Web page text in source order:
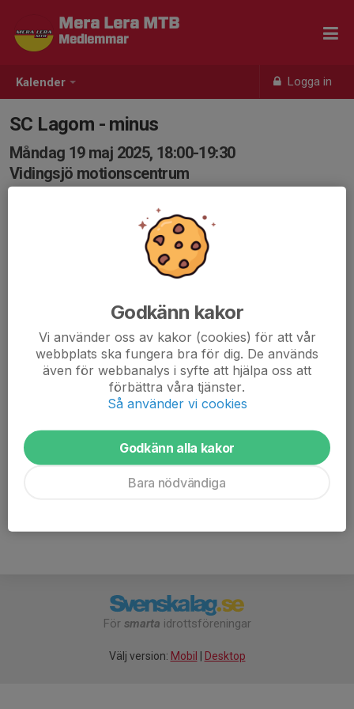
Kalender Logga in
Mera Lera MTB
Medlemmar
SC Lagom - minus
Måndag 19 maj 2025, 18:00-19:30
Vidingsjö motionscentrum
Mål att komma igång i Nybörjarvänligt tempo för att till
sommaren kommit upp till Lagomtempo. Upp ur
Nybörjarvänlig till Lagom. Tillse att din cykel är i
funktionsdugligt skick när du kommer till träningen.
Det är bra att var och en har med sig ny slang och
Välkomna!
Mera Lera MTB trappan.pdf
För smarta idrottsföreningar
Välj version: Mobil Desktop
Godkänn kakor
Vi använder oss av kakor (cookies) för att vår
webbplats ska fungera bra för dig. De används
även för webbanalys i syfte att hjälpa oss att
förbättra våra tjänster.
Så använder vi cookies
Godkänn alla kakor
Bara nödvändiga